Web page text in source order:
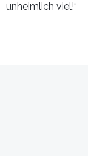
unheimlich viel!“